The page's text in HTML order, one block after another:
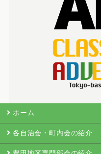
ホーム
各自治会・町内会の紹介